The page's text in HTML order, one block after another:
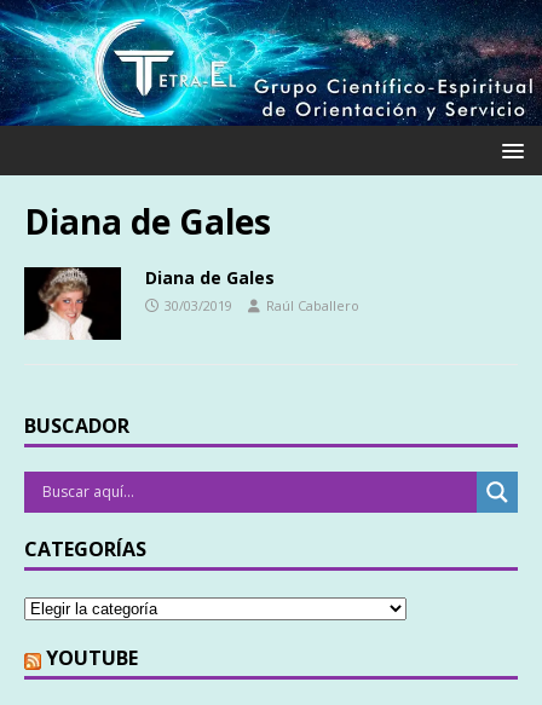
Diana de Gales
Diana de Gales
30/03/2019 Raúl Caballero
BUSCADOR
CATEGORÍAS
YOUTUBE